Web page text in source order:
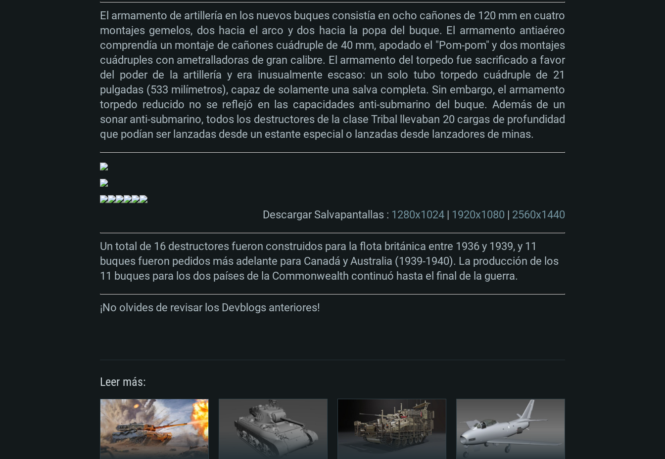
Disco Duro: 23.1 GB (Cliente Mínimo) Disco Duro: 75.9 GB (Cliente Completo)
Red: Conexión a Internet de banda ancha
Disco Duro: 22.1 GB (Cliente Mínimo)
de 6 meses; la resolución mínima admitida para el
juego es 720p) con soporte Vulkan.
Red: Conexión a Internet de banda ancha
Disco Duro: 22.1 GB (Cliente Mínimo)
Red: Conexión a Internet de banda ancha
Disco Duro: 62.2 GB (Cliente Completo)
El armamento de artillería en los nuevos buques consistía en ocho cañones de 120 mm en cuatro
montajes gemelos, dos hacia el arco y dos hacia la popa del buque. El armamento antiaéreo
comprendía un montaje de cañones cuádruple de 40 mm, apodado el "Pom-pom" y dos montajes
cuádruples con ametralladoras de gran calibre. El armamento del torpedo fue sacrificado a favor
del poder de la artillería y era inusualmente escaso: un solo tubo torpedo cuádruple de 21
pulgadas (533 milímetros), capaz de solamente una salva completa. Sin embargo, el armamento
torpedo reducido no se reflejó en las capacidades anti-submarino del buque. Además de un
sonar anti-submarino, todos los destructores de la clase Tribal llevaban 20 cargas de profundidad
que podían ser lanzadas desde un estante especial o lanzadas desde lanzadores de minas.
Descargar Salvapantallas : 1280x1024 | 1920x1080 | 2560x1440
Un total de 16 destructores fueron construidos para la flota británica entre 1936 y 1939, y 11
buques fueron pedidos más adelante para Canadá y Australia (1939-1940). La producción de los
11 buques para los dos países de la Commonwealth continuó hasta el final de la guerra.
¡No olvides de revisar los Devblogs anteriores!
Leer más: